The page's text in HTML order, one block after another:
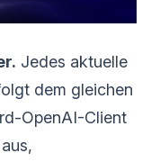
Jedes aktuelle
dem gleichen
OpenAI-Client